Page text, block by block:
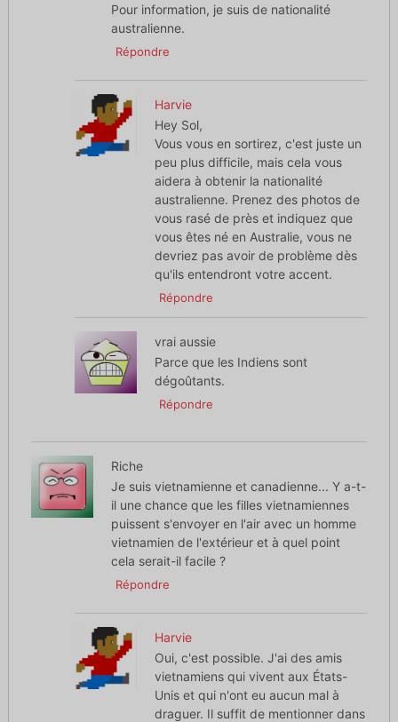
Pour information, je suis de nationalité
australienne.
Répondre
Harvie
Hey Sol,
Vous vous en sortirez, c'est juste un
peu plus difficile, mais cela vous
aidera à obtenir la nationalité
australienne. Prenez des photos de
vous rasé de près et indiquez que
vous êtes né en Australie, vous ne
devriez pas avoir de problème dès
qu'ils entendront votre accent.
Répondre
vrai aussie
Parce que les Indiens sont
dégoûtants.
Répondre
Riche
Je suis vietnamienne et canadienne... Y a-t-
il une chance que les filles vietnamiennes
puissent s'envoyer en l'air avec un homme
vietnamien de l'extérieur et à quel point
cela serait-il facile ?
Répondre
Harvie
Oui, c'est possible. J'ai des amis
vietnamiens qui vivent aux États-
Unis et qui n'ont eu aucun mal à
draguer. Il suffit de mentionner dans